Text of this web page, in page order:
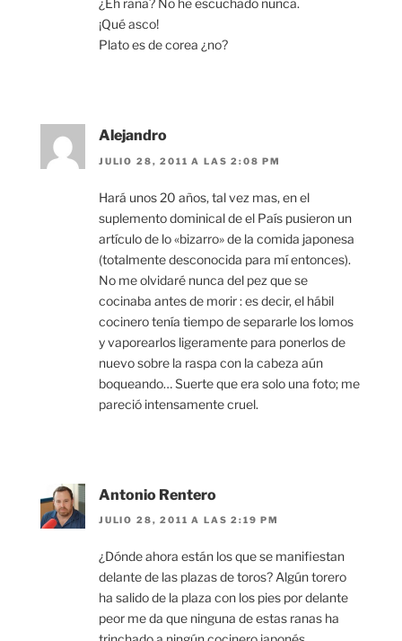
¿Eh rana? No he escuchado nunca.
¡Qué asco!
Plato es de corea ¿no?
Alejandro
JULIO 28, 2011 A LAS 2:08 PM
Hará unos 20 años, tal vez mas, en el
suplemento dominical de el País pusieron un
artículo de lo «bizarro» de la comida japonesa
(totalmente desconocida para mí entonces).
No me olvidaré nunca del pez que se
cocinaba antes de morir : es decir, el hábil
cocinero tenía tiempo de separarle los lomos
y vaporearlos ligeramente para ponerlos de
nuevo sobre la raspa con la cabeza aún
boqueando… Suerte que era solo una foto; me
pareció intensamente cruel.
Antonio Rentero
JULIO 28, 2011 A LAS 2:19 PM
¿Dónde ahora están los que se manifiestan
delante de las plazas de toros? Algún torero
ha salido de la plaza con los pies por delante
peor me da que ninguna de estas ranas ha